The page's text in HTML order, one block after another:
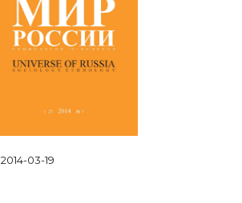
2014-03-19